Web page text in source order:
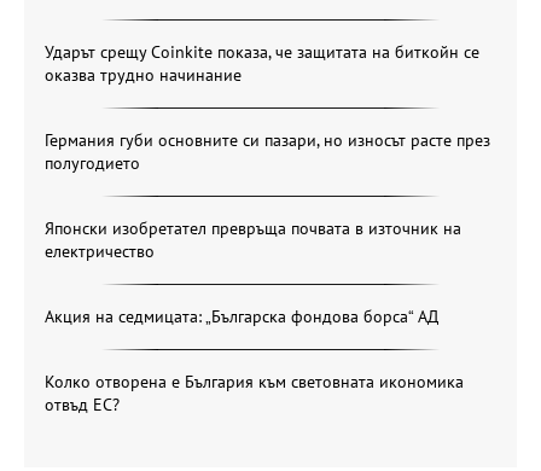
Ударът срещу Coinkite показа, че защитата на биткойн се
оказва трудно начинание
Германия губи основните си пазари, но износът расте през
полугодието
Японски изобретател превръща почвата в източник на
електричество
Акция на седмицата: „Българска фондова борса“ АД
Колко отворена е България към световната икономика
отвъд ЕС?